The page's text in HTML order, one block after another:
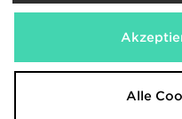
Wir akzeptieren
Corporate
Alle